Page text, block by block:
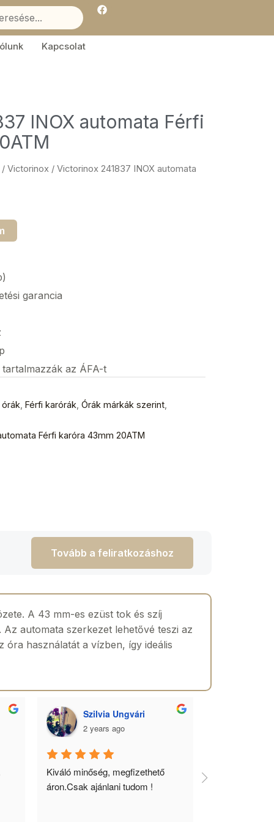
F
a
e
Kapcsolat
INOX automata Férfi
/ Victorinox / Victorinox 241837 INOX automata
garancia
az ÁFA-t
Férfi karórák Órák márkák szerint
Férfi karóra 43mm 20ATM
Tovább a feliratkozáshoz
A 43 mm-es ezüst tok és szíj
automata szerkezet lehetővé teszi az
használatát a vízben, így ideális
Szilvia Ungvári
2 years ago
Kiváló minőség, megfizethető
áron.Csak ajánlani tudom !